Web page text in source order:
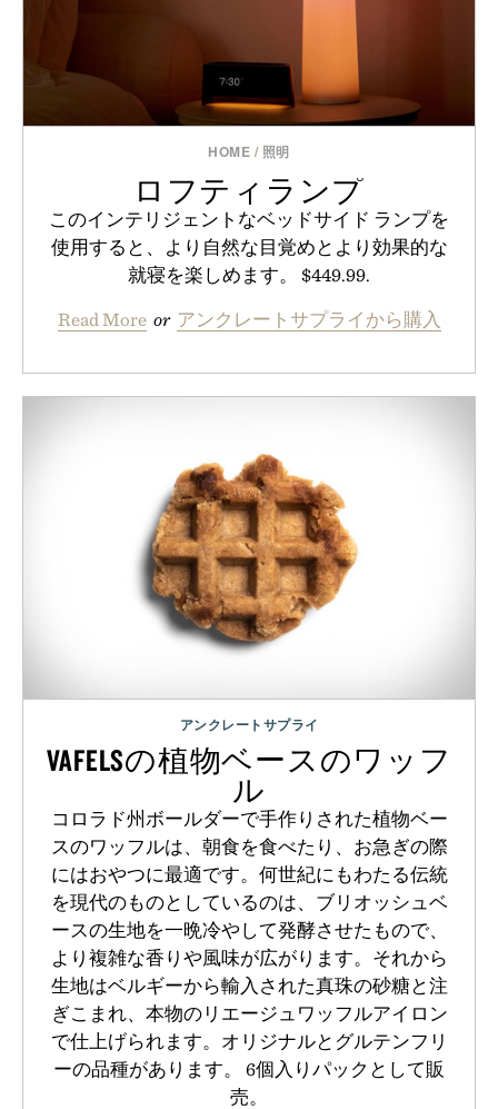
HOME / 照明
ロフティランプ
このインテリジェントなベッドサイド ランプを
使用すると、より自然な目覚めとより効果的な
就寝を楽しめます。 $449.99.
Read More or アンクレートサプライから購入
アンクレートサプライ
VAFELSの植物ベースのワッフ
ル
コロラド州ボールダーで手作りされた植物ベー
スのワッフルは、朝食を食べたり、お急ぎの際
にはおやつに最適です。何世紀にもわたる伝統
を現代のものとしているのは、ブリオッシュベ
ースの生地を一晩冷やして発酵させたもので、
より複雑な香りや風味が広がります。それから
生地はベルギーから輸入された真珠の砂糖と注
ぎこまれ、本物のリエージュワッフルアイロン
で仕上げられます。オリジナルとグルテンフリ
ーの品種があります。 6個入りパックとして販
売。